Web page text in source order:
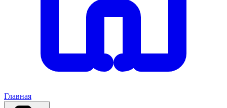
Главная